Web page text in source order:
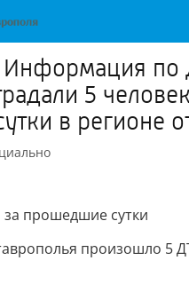
по
5
в регионе
прошедшие сутки
произошло 5